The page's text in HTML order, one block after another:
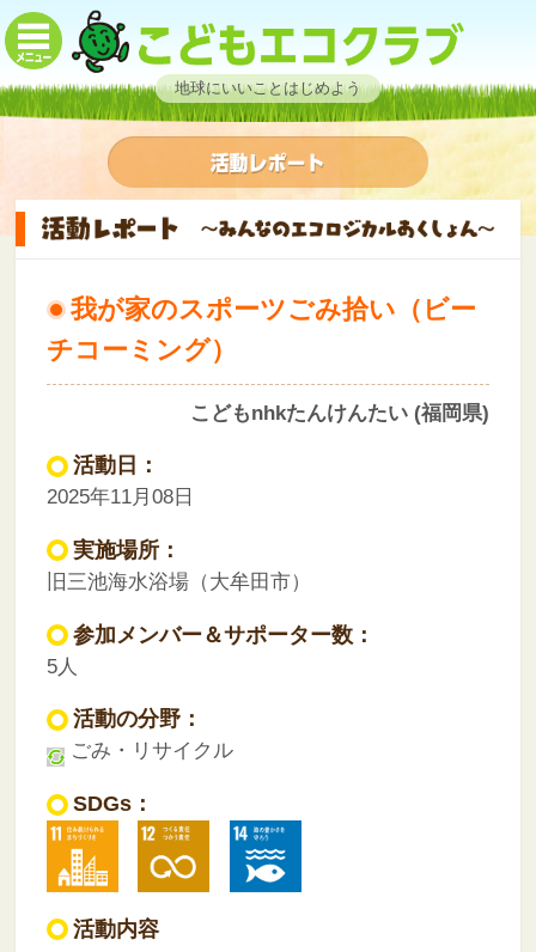
地球にいいことはじめよう
我が家のスポーツごみ拾い（ビー
チコーミング）
こどもnhkたんけんたい (福岡県)
活動日：
2025年11月08日
実施場所：
旧三池海水浴場（大牟田市）
参加メンバー＆サポーター数：
5人
活動の分野：
ごみ・リサイクル
SDGs：
活動内容